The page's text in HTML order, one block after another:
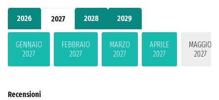
2026 2027 2028 2029
GENNAIO
2027
FEBBRAIO
2027
MARZO
2027
APRILE
2027
MAGGIO
2027
Recensioni